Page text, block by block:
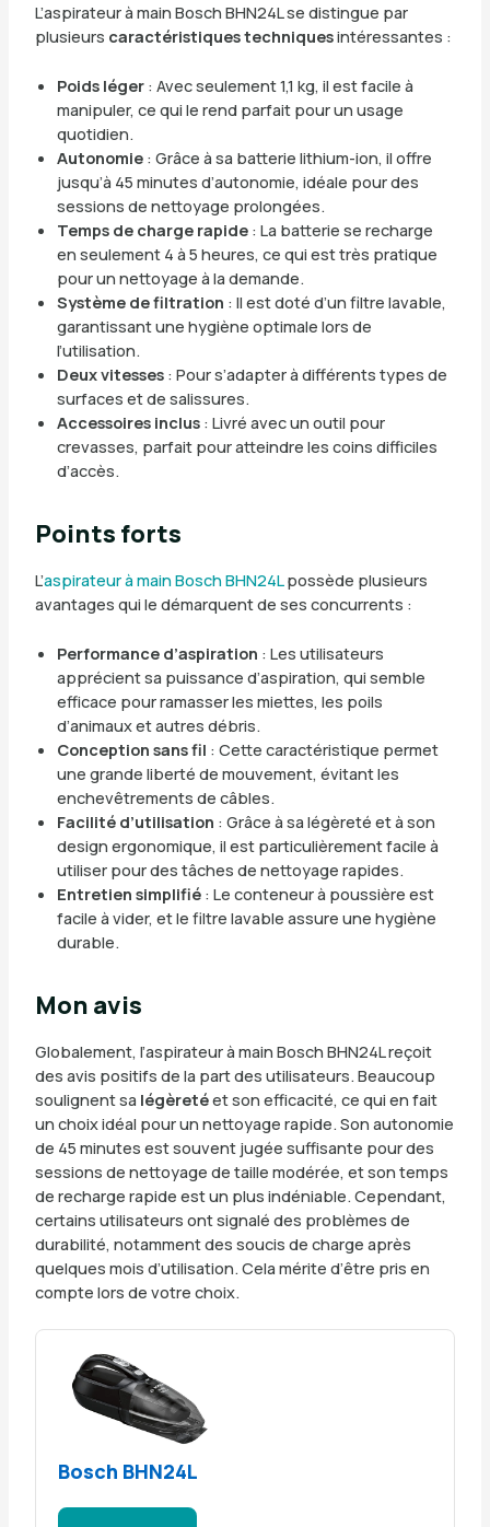
L’aspirateur à main Bosch BHN24L se distingue par
plusieurs caractéristiques techniquesintéressantes :
Poids léger: Avec seulement 1,1 kg, il est facile à
manipuler, ce qui le rend parfait pour un usage
quotidien.
Autonomie: Grâce à sa batterie lithium-ion, il offre
jusqu’à 45 minutes d’autonomie, idéale pour des
sessions de nettoyage prolongées.
Temps de charge rapide: La batterie se recharge
en seulement 4 à 5 heures, ce qui est très pratique
pour un nettoyage à la demande.
Système de filtration : Il est doté d’un filtre lavable,
garantissant une hygiène optimale lors de
l’utilisation.
Deux vitesses: Pour s’adapter à différents types de
surfaces et de salissures.
Accessoires inclus: Livré avec un outil pour
crevasses, parfait pour atteindre les coins difficiles
d’accès.
Points forts
L’aspirateur à main Bosch BHN24Lpossède plusieurs
avantages qui le démarquent de ses concurrents :
Performance d’aspiration : Les utilisateurs
apprécient sa puissance d’aspiration, qui semble
efficace pour ramasser les miettes, les poils
d’animaux et autres débris.
Conception sans fil : Cette caractéristique permet
une grande liberté de mouvement, évitant les
enchevêtrements de câbles.
Facilité d’utilisation : Grâce à sa légèreté et à son
design ergonomique, il est particulièrement facile à
utiliser pour des tâches de nettoyage rapides.
Entretien simplifié: Le conteneur à poussière est
facile à vider, et le filtre lavable assure une hygiène
durable.
Mon avis
Globalement, l’aspirateur à main Bosch BHN24L reçoit
des avis positifs de la part des utilisateurs. Beaucoup
soulignent sa légèretéet son efficacité, ce qui en fait
un choix idéal pour un nettoyage rapide. Son autonomie
de 45 minutes est souvent jugée suffisante pour des
sessions de nettoyage de taille modérée, et son temps
de recharge rapide est un plus indéniable. Cependant,
certains utilisateurs ont signalé des problèmes de
durabilité, notamment des soucis de charge après
quelques mois d’utilisation. Cela mérite d’être pris en
compte lors de votre choix.
Bosch BHN24L